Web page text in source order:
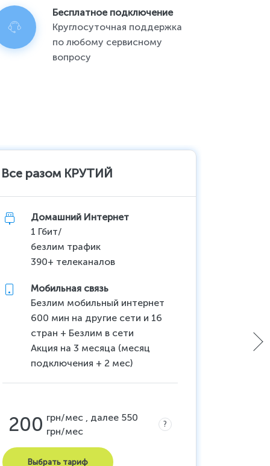
Бесплатное подключение
Круглосуточная поддержка
по любому сервисному
вопросу
Все разом КРУТИЙ
Домашний Интернет
1 Гбит/
безлим трафик
390+ телеканалов
Мобильная связь
Безлим мобильный интернет
600 мин на другие сети и 16
стран + Безлим в сети
Акция на 3 месяца (месяц
подключения + 2 мес)
200 грн/мес , далее 550
грн/мес
?
Выбрать тариф